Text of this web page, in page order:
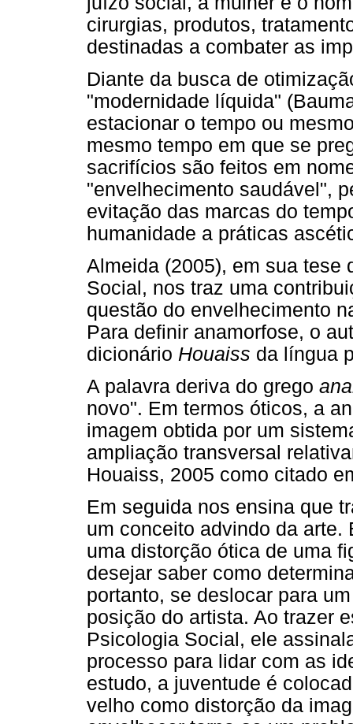
cirurgias, produtos,
destinadas a combater as
Diante da busca de
"modernidade líquida"
estacionar o tempo ou
mesmo tempo em que se
sacrifícios são feitos em
"envelhecimento saudável",
evitação das marcas do
humanidade a práticas
Almeida (2005), em sua tese
Social, nos traz uma
questão do envelhecimento
Para definir anamorfose, o
dicionário Houaiss da língua
A palavra deriva do grego
novo". Em termos óticos, a
imagem obtida por um
ampliação transversal
Houaiss, 2005 como citado
Em seguida nos ensina que
um conceito advindo da
uma distorção ótica de uma
desejar saber como
portanto, se deslocar para
posição do artista. Ao trazer
Psicologia Social, ele
processo para lidar com as
estudo, a juventude é
velho como distorção da